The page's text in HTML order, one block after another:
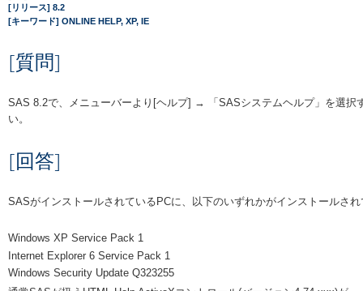
[リリース] 8.2
[キーワード] ONLINE HELP, XP, IE
[質問]
SAS 8.2で、メニューバーより[ヘルプ] → 「SASシステムヘルプ」を選択
い。
[回答]
SASがインストールされているPCに、以下のいずれかがインストールさ
Windows XP Service Pack 1
Internet Explorer 6 Service Pack 1
Windows Security Update Q323255